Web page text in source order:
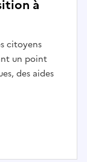
à
citoyens
un point
des aides